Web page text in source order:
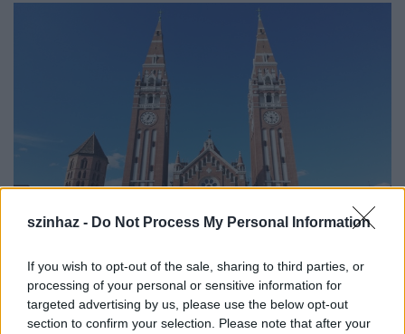
szinhaz - Do Not Process My Personal Information
If you wish to opt-out of the sale, sharing to third parties, or
processing of your personal or sensitive information for
targeted advertising by us, please use the below opt-out
section to confirm your selection. Please note that after your
Épül a Dóm téri szabadtéri színpad
mtothorsi•2020. július 16.